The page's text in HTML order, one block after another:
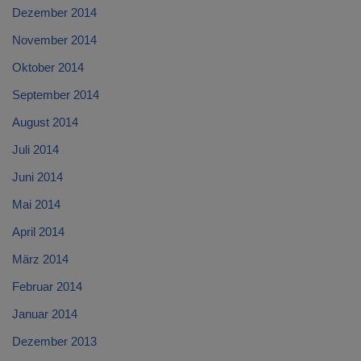
Dezember 2014
November 2014
Oktober 2014
September 2014
August 2014
Juli 2014
Juni 2014
Mai 2014
April 2014
März 2014
Februar 2014
Januar 2014
Dezember 2013